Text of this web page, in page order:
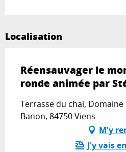
Localisation
Réensauvager le
ronde animée par
Terrasse du chai,
Banon, 84750 Viens
M'y
J'y vais